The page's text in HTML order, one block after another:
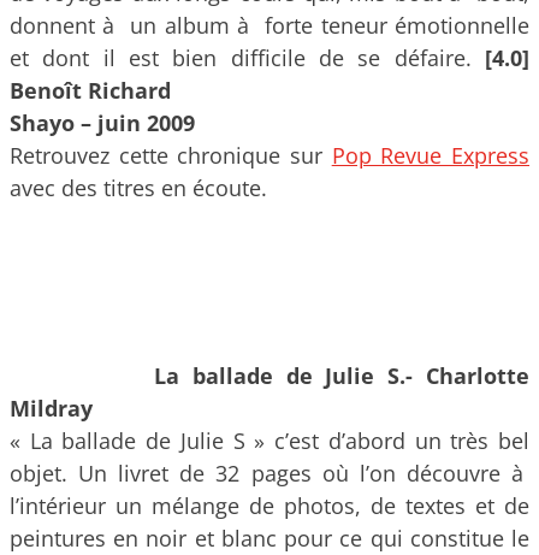
donnent à un album à forte teneur émotionnelle
et dont il est bien difficile de se défaire. [4.0]
Benoît Richard
Shayo – juin 2009
Retrouvez cette chronique sur Pop Revue Express
avec des titres en écoute.
La ballade de Julie S.- Charlotte
Mildray
« La ballade de Julie S » c’est d’abord un très bel
objet. Un livret de 32 pages où l’on découvre à
l’intérieur un mélange de photos, de textes et de
peintures en noir et blanc pour ce qui constitue le